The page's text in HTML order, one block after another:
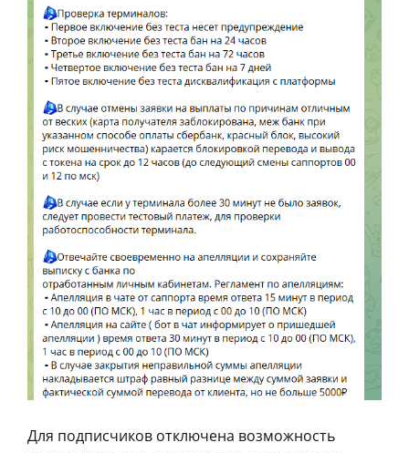
Для подписчиков отключена возможность